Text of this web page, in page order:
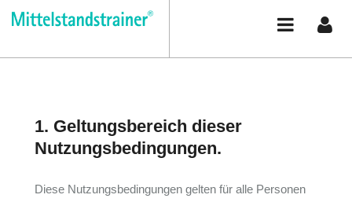
Zum Inhalt wechseln
Support / Nutzungsbedingungen
1. Geltungsbereich dieser
Nutzungsbedingungen.
Diese Nutzungsbedingungen gelten für alle Personen